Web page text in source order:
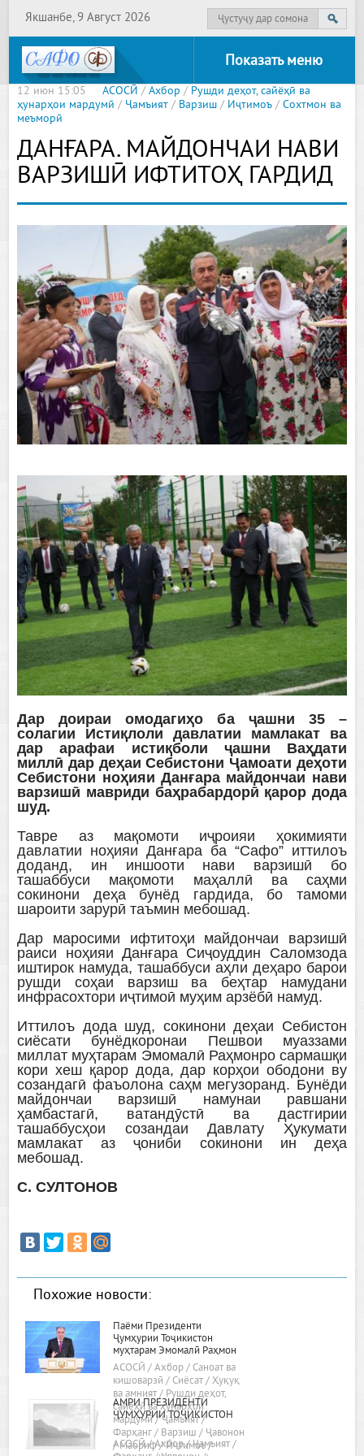
Якшанбе, 9 Август 2026
Показать меню
12 июн 15:05 АСОСӢ /Ахбор / Рушди деҳот, сайёҳӣ ва
ҳунарҳои мардумӣ / Ҷамъият / Варзиш / Иҷтимоъ /Сохтмон ва
меъморӣ
ДАНҒАРА. МАЙДОНЧАИ НАВИ
ВАРЗИШӢ ИФТИТОҲ ГАРДИД
Дар доираи омодагиҳо ба ҷашни 35 –
солагии Истиқлоли давлатии мамлакат ва
дар арафаи истиқболи ҷашни Ваҳдати
миллӣ дар деҳаи Себистони Ҷамоати деҳоти
Себистони ноҳияи Данғара майдончаи нави
варзишӣ мавриди баҳрабардорӣ қарор дода
шуд.
Тавре аз мақомоти иҷроияи ҳокимияти
давлатии ноҳияи Данғара ба “Сафо” иттилоъ
доданд, ин иншооти нави варзишӣ бо
ташаббуси мақомоти маҳаллӣ ва саҳми
сокинони деҳа бунёд гардида, бо тамоми
шароити зарурӣ таъмин мебошад.
Дар маросими ифтитоҳи майдончаи варзишӣ
раиси ноҳияи Данғара Сиҷоуддин Саломзода
иштирок намуда, ташаббуси аҳли деҳаро барои
рушди соҳаи варзиш ва беҳтар намудани
инфрасохтори иҷтимоӣ муҳим арзёбӣ намуд.
Иттилоъ дода шуд, сокинони деҳаи Себистон
сиёсати бунёдкоронаи Пешвои муаззами
миллат муҳтарам Эмомалӣ Раҳмонро сармашқи
кори хеш қарор дода, дар корҳои ободони ву
созандагӣ фаъолона саҳм мегузоранд. Бунёди
майдончаи варзишӣ намунаи равшани
ҳамбастагӣ, ватандӯстӣ ва дастгирии
ташаббусҳои созандаи Давлату Ҳукумати
мамлакат аз ҷониби сокинони ин деҳа
мебошад.
С. СУЛТОНОВ
Похожие новости:
Паёми Президенти
Ҷумҳурии Тоҷикистон
муҳтарам Эмомалӣ Раҳмон
«Дар бораи самтҳои асосии
сиёсати дохилӣ ва хориҷии
ҷумҳурӣ»
АСОСӢ / Ахбор / Саноат ва
кишоварзӣ / Сиёсат / Ҳуқуқ
ва амният / Рушди деҳот,
сайёҳӣ ва ҳунарҳои
мардумӣ / Ҷамъият /
Фарҳанг / Варзиш / Ҷавонон
/ Маориф / Иҷтимоъ /
АМРИ ПРЕЗИДЕНТИ
ҶУМҲУРИИ ТОҶИКИСТОН
АСОСӢ / Ахбор / Ҷамъият /